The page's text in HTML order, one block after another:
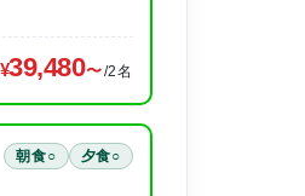
39,480 /2名
朝食○ 夕食○